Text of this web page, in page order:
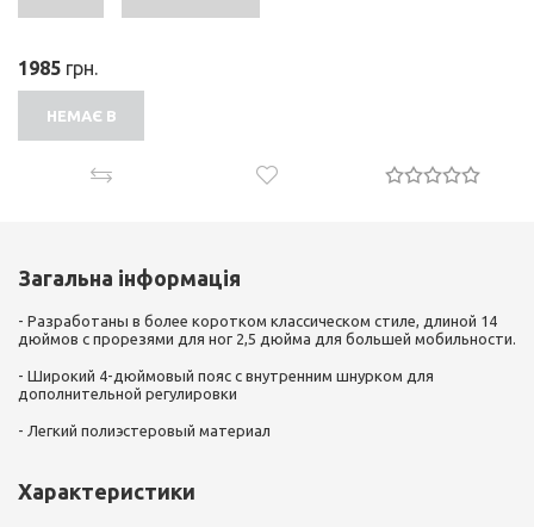
1985 грн.
НЕМАЄ В
Загальна інформація
- Разработаны в более коротком классическом стиле, длиной 14
дюймов с прорезями для ног 2,5 дюйма для большей мобильности.
- Широкий 4-дюймовый пояс с внутренним шнурком для
дополнительной регулировки
- Легкий полиэстеровый материал
Характеристики